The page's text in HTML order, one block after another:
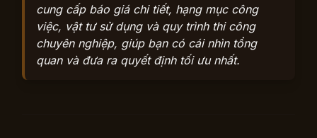
cung cấp báo giá chi tiết, hạng mục công
việc, vật tư sử dụng và quy trình thi công
chuyên nghiệp, giúp bạn có cái nhìn tổng
quan và đưa ra quyết định tối ưu nhất.